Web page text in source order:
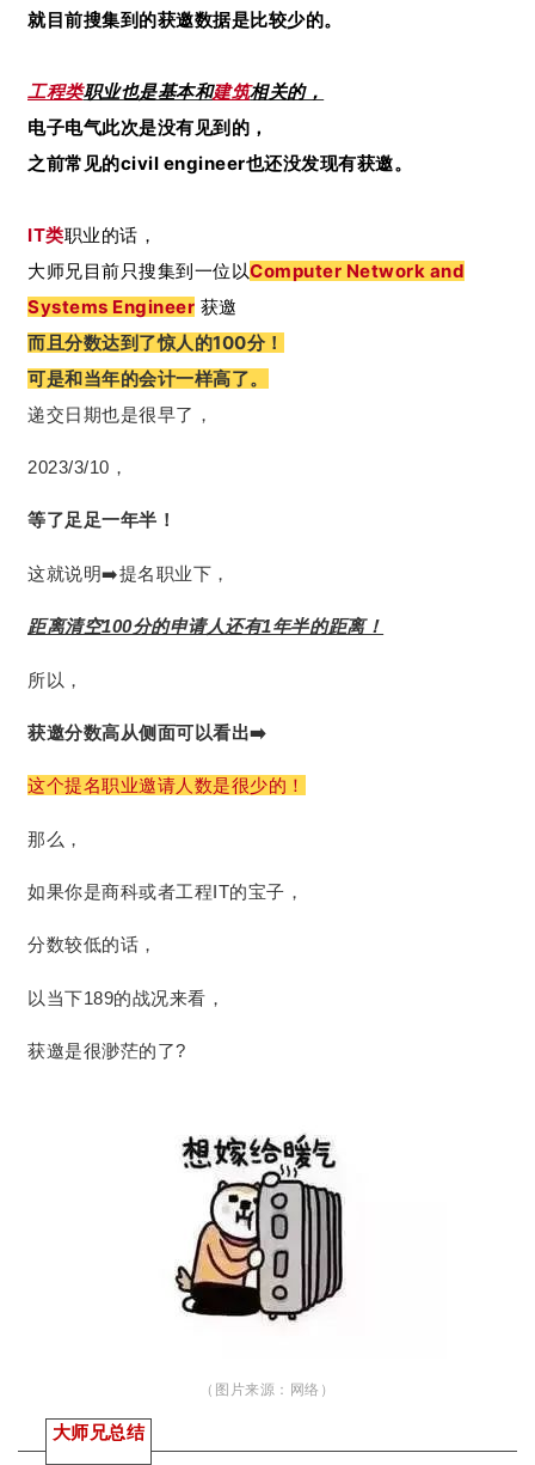
就目前搜集到的获邀数据是比较少的。
工程类职业也是基本和建筑相关的，
电子电气此次是没有见到的，
之前常见的civil engineer也还没发现有获邀。
IT类职业的话，
大师兄目前只搜集到一位以Computer Network and
Systems Engineer 获邀
而且分数达到了惊人的100分！
可是和当年的会计一样高了。
递交日期也是很早了，
2023/3/10，
等了足足一年半！
这就说明➡️提名职业下，
距离清空100分的申请人还有1年半的距离！
所以，
获邀分数高从侧面可以看出➡️
这个提名职业邀请人数是很少的！
那么，
如果你是商科或者工程IT的宝子，
分数较低的话，
以当下189的战况来看，
获邀是很渺茫的了?
（图片来源： 网络）
大师兄总结